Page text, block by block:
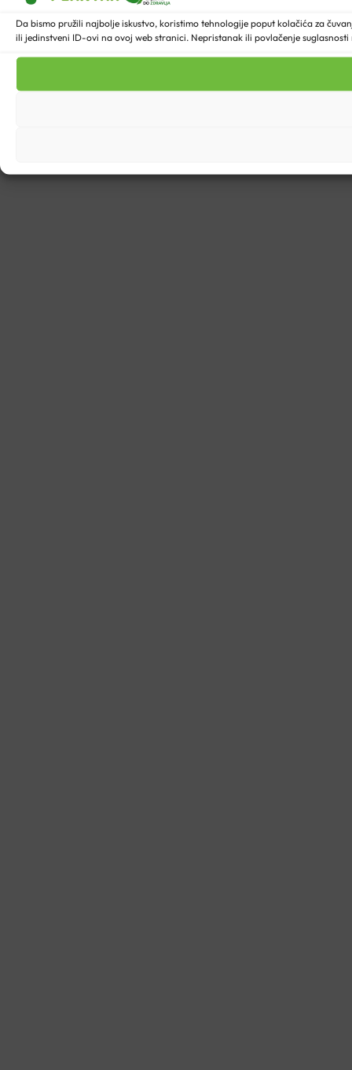
Da bismo pružili najbolje iskustvo, koristimo tehnologije poput kolačića za
ili jedinstveni ID-ovi na ovoj web stranici. Nepristanak ili povlačenje